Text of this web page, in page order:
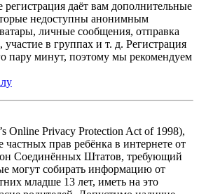
регистрация даёт вам дополнительные
недоступны анонимным
личные сообщения, отправка
в группах и т. д. Регистрация
пару минут, поэтому мы рекомендуем
Online Privacy Protection Act of 1998),
прав ребёнка в интернете от
Соединённых Штатов, требующий
могут собирать информацию от
младше 13 лет, иметь на это